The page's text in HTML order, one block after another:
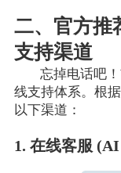
二、官方推
支持渠道
忘掉电话吧
线支持体系。根
以下渠道：
1. 在线客服